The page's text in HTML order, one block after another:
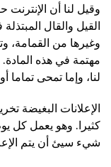
وقيل لنا أن
القيل والقال
وغيرها من القمامة،
مهتمة في هذه
لنا، وإما تمحى
الإعلانات البغيضة
كثيرا. وهو يعمل كل
شيء سيئ أن يتم